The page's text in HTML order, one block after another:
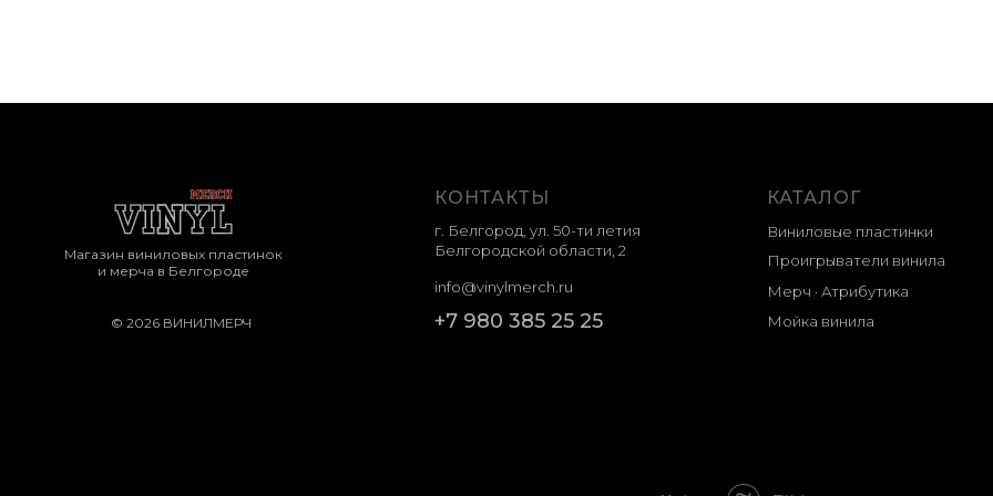
КОНТАКТЫ
г. Белгород, ул. 50-ти летия
Белгородской области, 2
КАТАЛОГ
Виниловые пластинки
+7 980 385 25 25
Магазин виниловых пластинок
и мерча в Белгороде
Проигрыватели винила
Мерч · Атрибутика
Мойка винила
© 2026 ВИНИЛМЕРЧ
info@vinylmerch.ru